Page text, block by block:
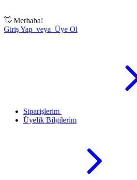
👋 Merhaba!
Giriş Yap veya Üye Ol
Siparişlerim
Üyelik Bilgilerim